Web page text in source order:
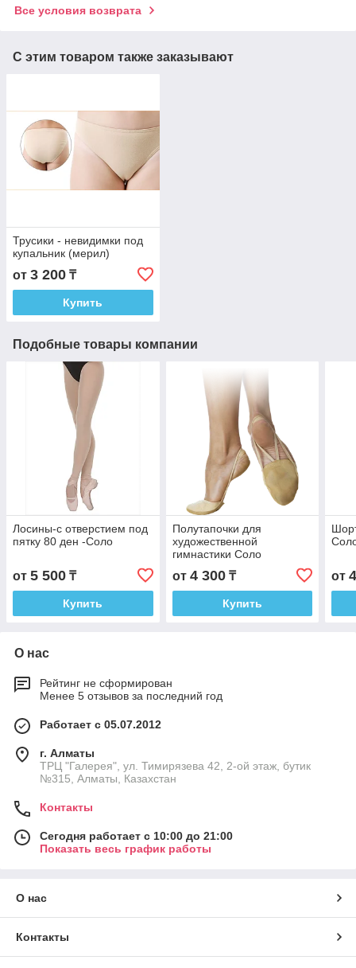
Все условия возврата
С этим товаром также заказывают
Трусики - невидимки под
купальник (мерил)
от 3 200 ₸
Купить
Подобные товары компании
Лосины-с отверстием под
пятку 80 ден -Соло
от 5 500 ₸
Купить
Полутапочки для
художественной
гимнастики Соло
от 4 300₸
Купить
от
О нас
Рейтинг не сформирован
Менее 5 отзывов за последний год
Работает с 05.07.2012
г. Алматы
ТРЦ "Галерея", ул. Тимирязева 42, 2-ой этаж, бутик
№315, Алматы, Казахстан
Контакты
Сегодня работает с 10:00 до 21:00
Показать весь график работы
О нас
Контакты